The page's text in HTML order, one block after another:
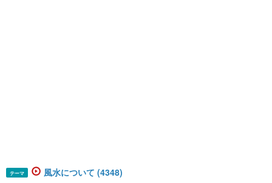
テーマ 風水について (4348)